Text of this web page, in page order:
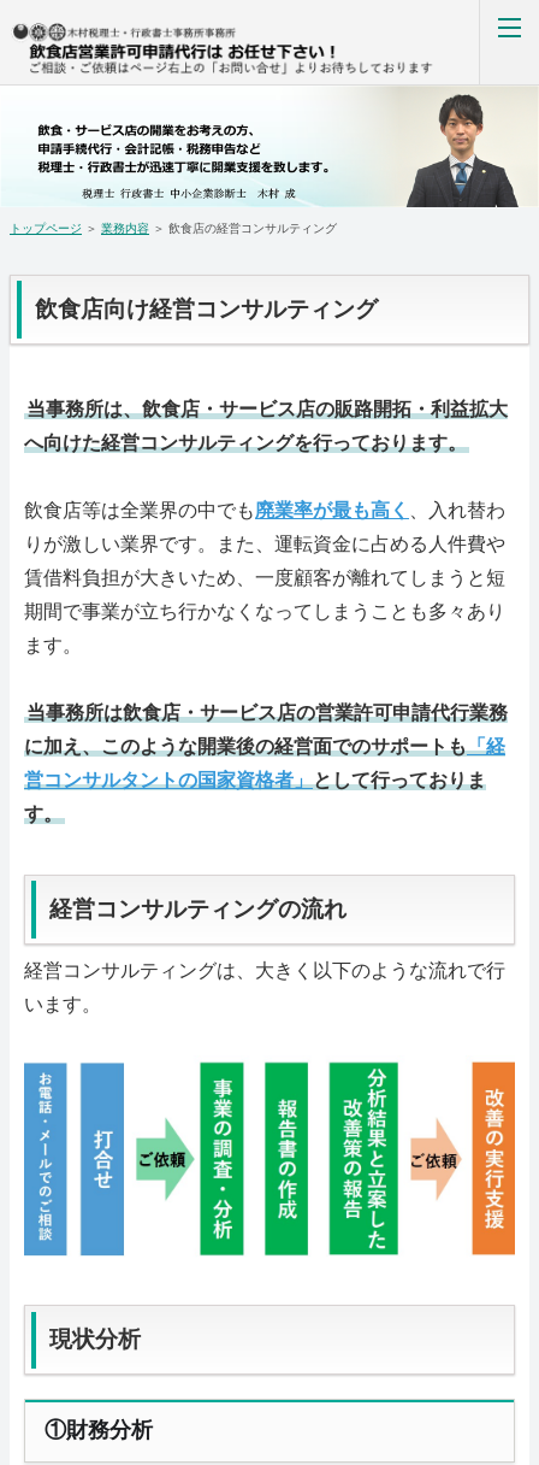
ご挨拶
業務内容
よくある質問
アクセス
RSS購読
サイトマップ
トップページ ＞ 業務内容 ＞ 飲食店の経営コンサルティング
飲食店向け経営コンサルティング
当事務所は、飲食店・サービス店の販路開拓・利益拡大
へ向けた経営コンサルティングを行っております。
飲食店等は全業界の中でも廃業率が最も高く
、入れ替わ
りが激しい業界です。また、運転資金に占める人件費や
賃借料負担が大きいため、一度顧客が離れてしまうと短
期間で事業が立ち行かなくなってしまうことも多々あり
ます。
当事務所は飲食店・サービス店の営業許可申請代行業務
に加え、このような開業後の経営面でのサポートも「経
営コンサルタントの国家資格者」として行っておりま
す。
経営コンサルティングの流れ
経営コンサルティングは、大きく以下のような流れで行
います。
現状分析
①財務分析